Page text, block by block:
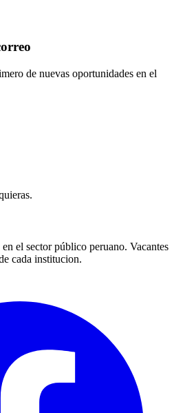
de nuevas oportunidades en el
el sector público peruano. Vacantes
cada institucion.